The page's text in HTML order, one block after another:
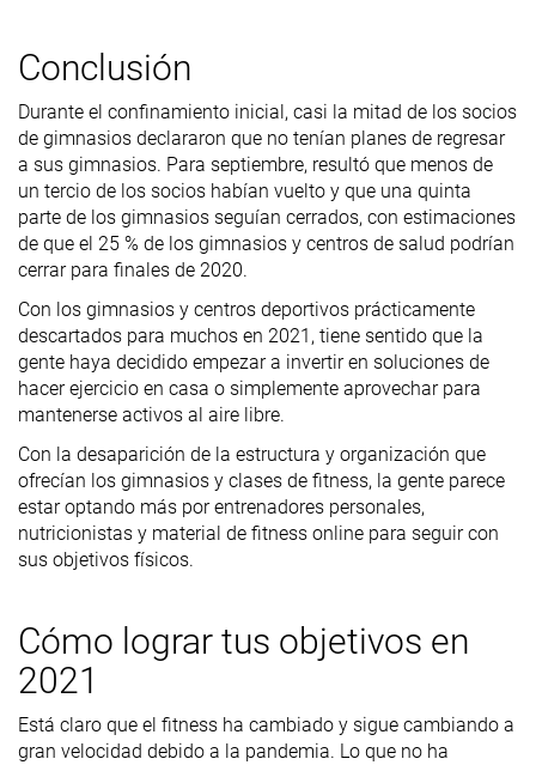
Conclusión
Durante el confinamiento inicial, casi la mitad de los socios
de gimnasios declararon que no tenían planes de regresar
a sus gimnasios. Para septiembre, resultó que menos de
un tercio de los socios habían vuelto y que una quinta
parte de los gimnasios seguían cerrados, con estimaciones
de que el 25 % de los gimnasios y centros de salud podrían
cerrar para finales de 2020.
Con los gimnasios y centros deportivos prácticamente
descartados para muchos en 2021, tiene sentido que la
gente haya decidido empezar a invertir en soluciones de
hacer ejercicio en casa o simplemente aprovechar para
mantenerse activos al aire libre.
Con la desaparición de la estructura y organización que
ofrecían los gimnasios y clases de fitness, la gente parece
estar optando más por entrenadores personales,
nutricionistas y material de fitness online para seguir con
sus objetivos físicos.
Cómo lograr tus objetivos en
2021
Está claro que el fitness ha cambiado y sigue cambiando a
gran velocidad debido a la pandemia. Lo que no ha